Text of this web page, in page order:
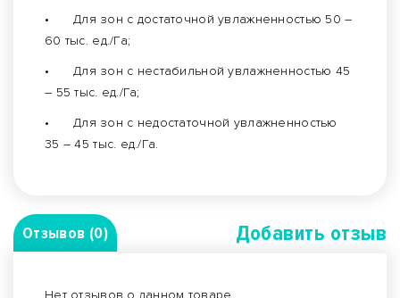
•
Для зон с достаточной увлажненностью 50 –
60 тыс. ед./Га;
•
Для зон с нестабильной увлажненностью 45
– 55 тыс. ед./Га;
•
Для зон с недостаточной увлажненностью
35 – 45 тыс. ед./Га.
Отзывов (0) Добавить отзыв